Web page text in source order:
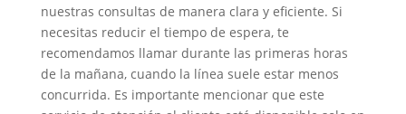
nuestras consultas de manera clara y eficiente. Si
necesitas reducir el tiempo de espera, te
recomendamos llamar durante las primeras horas
de la mañana, cuando la línea suele estar menos
concurrida. Es importante mencionar que este